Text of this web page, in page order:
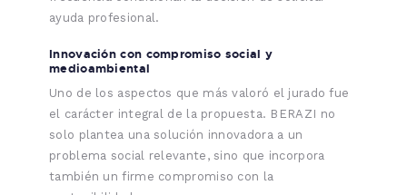
ayuda profesional.
Innovación con compromiso social y
medioambiental
Uno de los aspectos que más valoró el jurado fue
el carácter integral de la propuesta. BERAZI no
solo plantea una solución innovadora a un
problema social relevante, sino que incorpora
también un firme compromiso con la